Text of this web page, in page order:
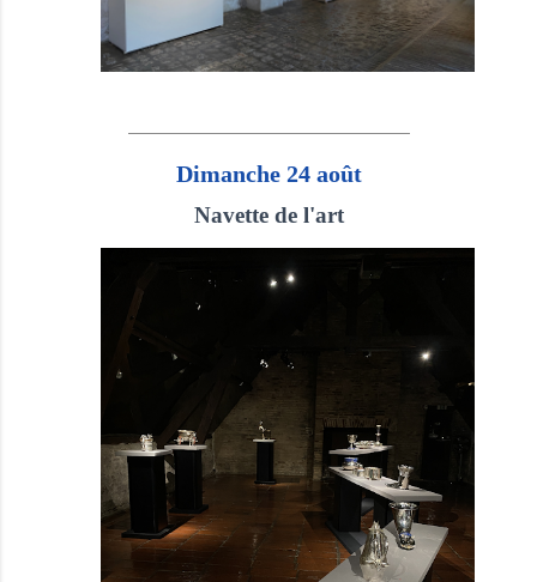
Dimanche 24 août
Navette de l'art